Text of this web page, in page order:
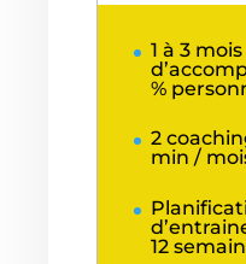
1 à 3 mois
%
2
min /
12